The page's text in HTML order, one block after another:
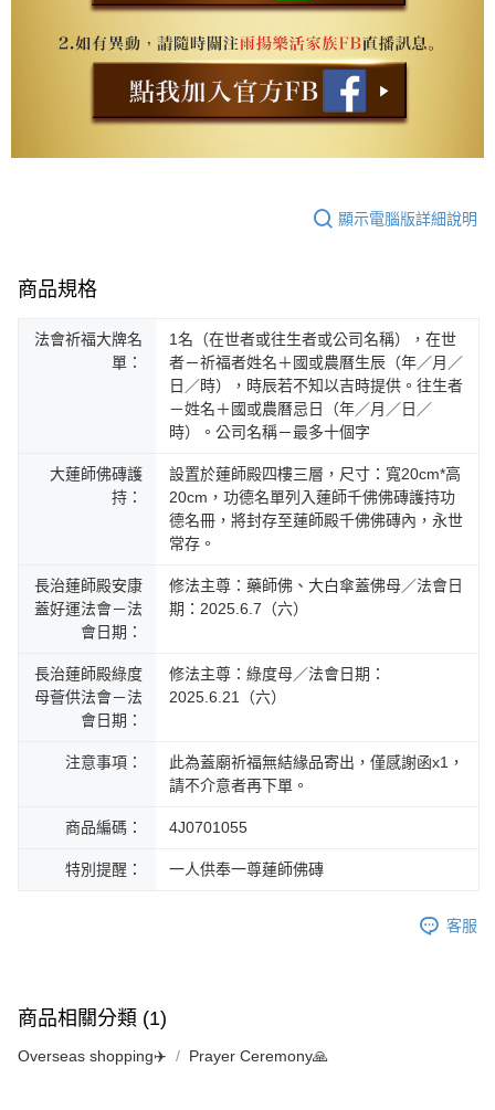
顯示電腦版詳細說明
商品規格
法會祈福大牌名
單：
1名（在世者或往生者或公司名稱），在世
者－祈福者姓名＋國或農曆生辰（年／月／
日／時），時辰若不知以吉時提供。往生者
－姓名＋國或農曆忌日（年／月／日／
時）。公司名稱－最多十個字
大蓮師佛磚護
持：
設置於蓮師殿四樓三層，尺寸：寬20cm*高
20cm，功德名單列入蓮師千佛佛磚護持功
德名冊，將封存至蓮師殿千佛佛磚內，永世
常存。
長治蓮師殿安康
蓋好運法會－法
會日期：
修法主尊：藥師佛、大白傘蓋佛母／法會日
期：2025.6.7（六）
長治蓮師殿綠度
母薈供法會－法
會日期：
修法主尊：綠度母／法會日期：
2025.6.21（六）
注意事項：
此為蓋廟祈福無結緣品寄出，僅感謝函x1，
請不介意者再下單。
商品編碼： 4J0701055
特別提醒： 一人供奉一尊蓮師佛磚
客服
商品相關分類 (1)
Overseas shopping✈️ Prayer Ceremony🙏